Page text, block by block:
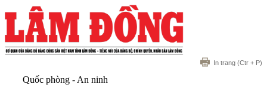
In trang (Ctr + P)
Quốc phòng - An ninh